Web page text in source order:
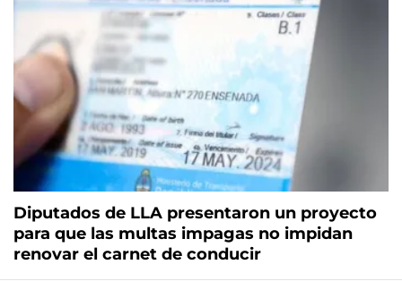
Diputados de LLA presentaron un proyecto
para que las multas impagas no impidan
renovar el carnet de conducir